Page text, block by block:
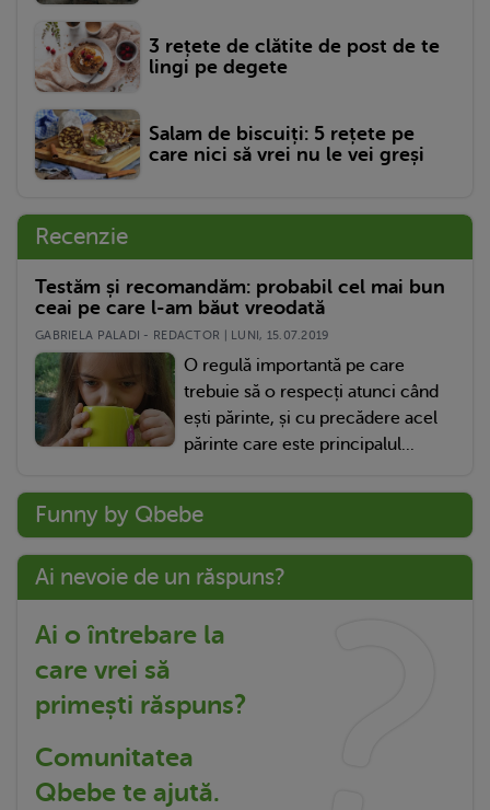
3 rețete de clătite de post de te
lingi pe degete
Salam de biscuiți: 5 rețete pe
care nici să vrei nu le vei greși
Recenzie
Testăm și recomandăm: probabil cel mai bun
ceai pe care l-am băut vreodată
GABRIELA PALADI - REDACTOR | LUNI, 15.07.2019
O regulă importantă pe care
trebuie să o respecți atunci când
ești părinte, și cu precădere acel
părinte care este principalul...
Funny by Qbebe
Ai nevoie de un răspuns?
Ai o întrebare la
care vrei să
primești răspuns?
Comunitatea
Qbebe te ajută.